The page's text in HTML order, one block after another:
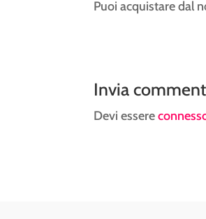
Puoi acquistare dal
Invia
Devi essere